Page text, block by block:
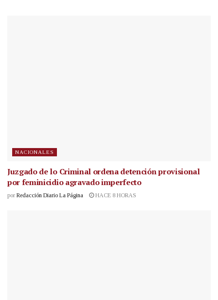
NACIONALES
Juzgado de lo Criminal ordena detención provisional
por feminicidio agravado imperfecto
por Redacción Diario La Página HACE 8 HORAS